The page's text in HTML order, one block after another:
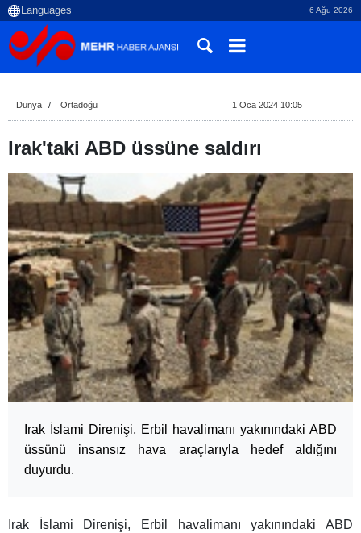
6 Ağu 2026
Dünya Ortadoğu 1 Oca 2024 10:05
Irak'taki ABD üssüne saldırı
Irak İslami Direnişi, Erbil havalimanı yakınındaki ABD
üssünü insansız hava araçlarıyla hedef aldığını
duyurdu.
Irak İslami Direnişi, Erbil havalimanı yakınındaki ABD